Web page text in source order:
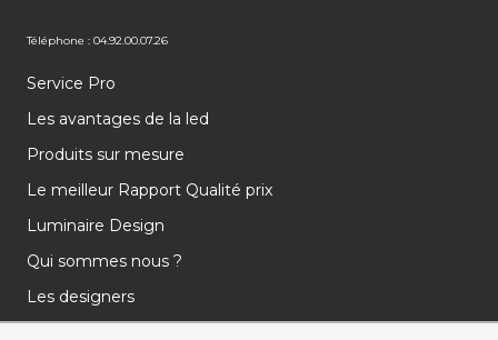
Téléphone : 04.92.00.07.26
Service Pro
Les avantages de la led
Produits sur mesure
Le meilleur Rapport Qualité prix
Luminaire Design
Qui sommes nous ?
Les designers